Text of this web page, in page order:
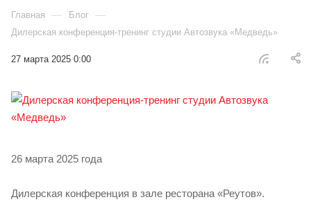
Главная — Блог —
Дилерская конференция-тренинг студии Автозвука «Медведь»
27 марта 2025 0:00
26 марта 2025 года
Дилерская конференция в зале ресторана «Реутов».